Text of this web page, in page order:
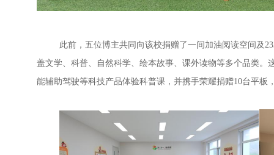
此前，五位博主共同向该校捐赠了一间加油阅读空间及
盖文学、科普、自然科学、绘本故事、课外读物等多个品类。
能辅助驾驶等科技产品体验科普课，并携手荣耀捐赠10台平板